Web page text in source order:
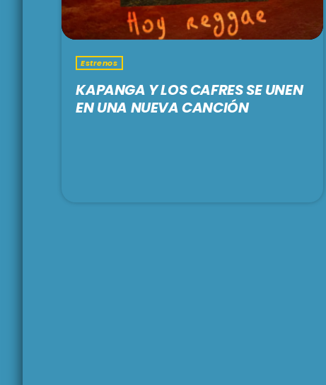
Estrenos
KAPANGA Y LOS CAFRES SE UNEN
EN UNA NUEVA CANCIÓN